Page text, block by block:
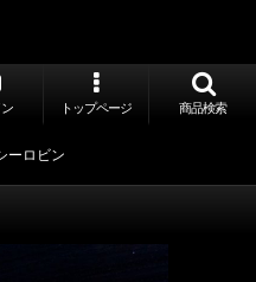
トップページ 商品検索
ーロビン